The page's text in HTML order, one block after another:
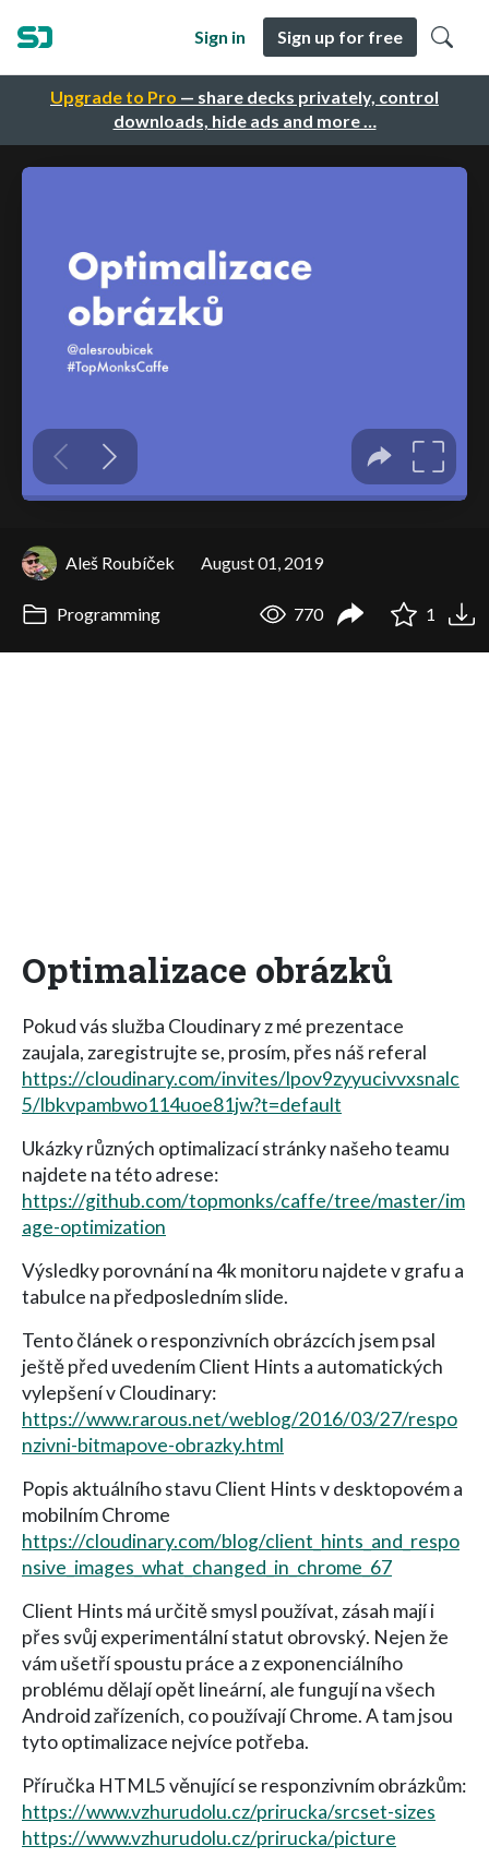
Upgrade to Pro — share decks privately, control
downloads, hide ads and more …
Sign in Sign up for free
Aleš Roubíček August 01, 2019
Programming 770 1
Optimalizace obrázků
Pokud vás služba Cloudinary z mé prezentace
zaujala, zaregistrujte se, prosím, přes náš referal
https://cloudinary.com/invites/lpov9zyyucivvxsnalc
5/lbkvpambwo114uoe81jw?t=default
Ukázky různých optimalizací stránky našeho teamu
najdete na této adrese:
https://github.com/topmonks/caffe/tree/master/im
age-optimization
Výsledky porovnání na 4k monitoru najdete v grafu a
tabulce na předposledním slide.
Tento článek o responzivních obrázcích jsem psal
ještě před uvedením Client Hints a automatických
vylepšení v Cloudinary:
https://www.rarous.net/weblog/2016/03/27/respo
nzivni-bitmapove-obrazky.html
Popis aktuálního stavu Client Hints v desktopovém a
mobilním Chrome
https://cloudinary.com/blog/client_hints_and_respo
nsive_images_what_changed_in_chrome_67
Client Hints má určitě smysl používat, zásah mají i
přes svůj experimentální statut obrovský. Nejen že
vám ušetří spoustu práce a z exponenciálního
problému dělají opět lineární, ale fungují na všech
Android zařízeních, co používají Chrome. A tam jsou
tyto optimalizace nejvíce potřeba.
Příručka HTML5 věnující se responzivním obrázkům:
https://www.vzhurudolu.cz/prirucka/srcset-sizes
https://www.vzhurudolu.cz/prirucka/picture